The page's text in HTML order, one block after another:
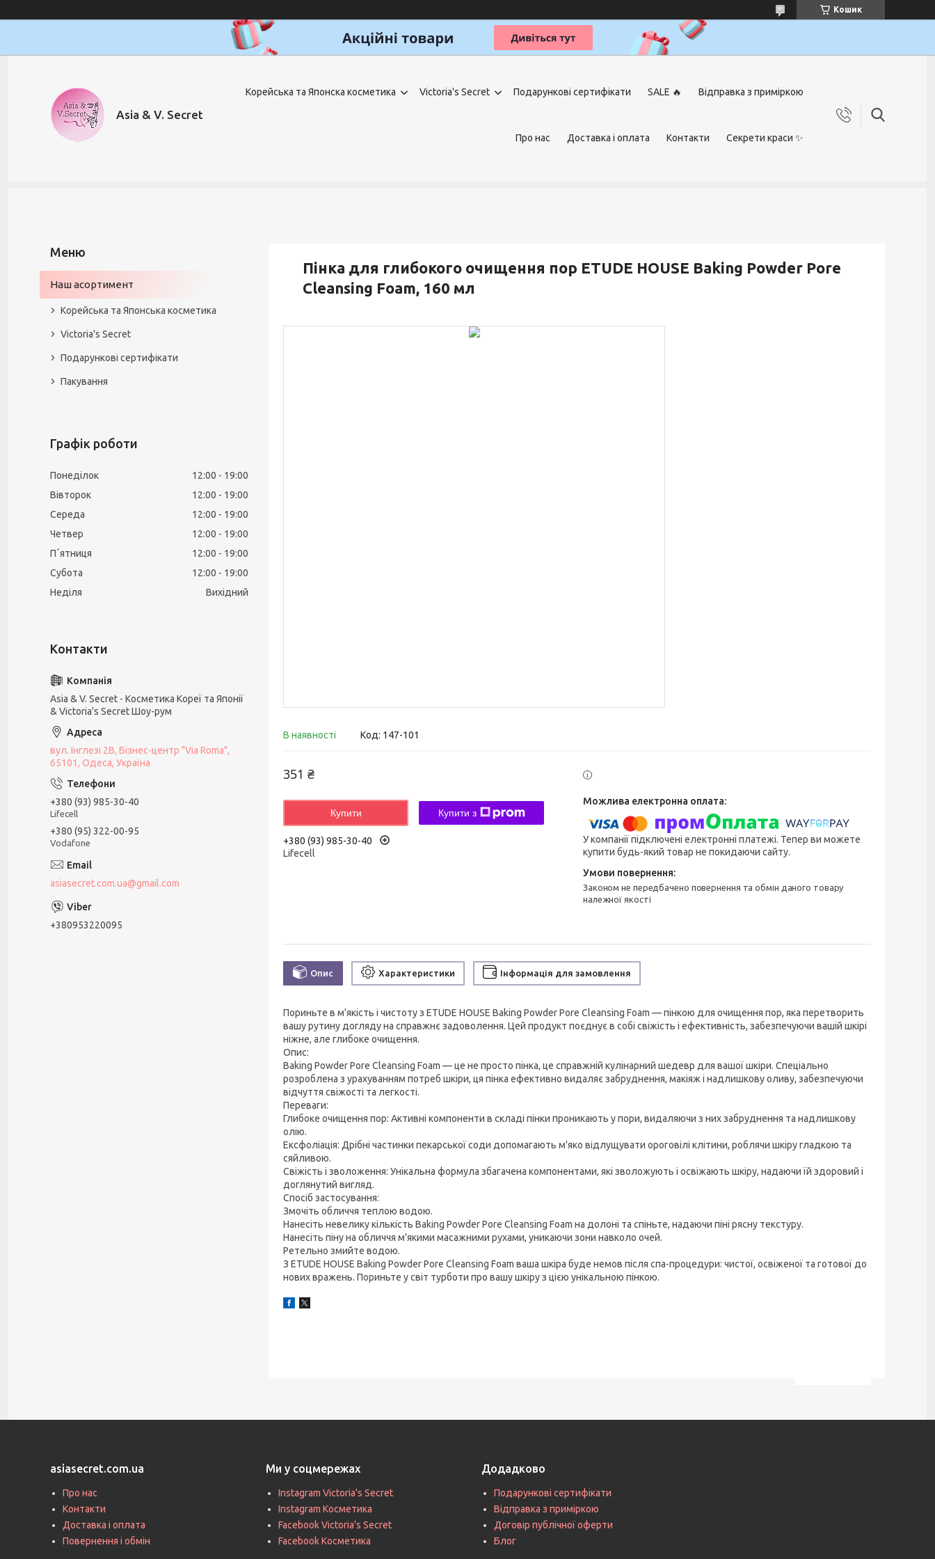
Кошик
Asia & V. Secret
Корейська та Японска косметика Victoria's Secret Подарункові сертифікати SALE 🔥 Відправка з приміркою
Про нас Доставка і оплата Контакти Секрети краси ✨
Пінка для глибокого очищення пор ETUDE HOUSE Baking Powder Pore
Cleansing Foam, 160 мл
В наявності Код: 147-101
351 ₴
Купити Купити з
+380 (93) 985-30-40
Lifecell
У компанії підключені електронні платежі. Тепер ви можете
купити будь-який товар не покидаючи сайту.
Законом не передбачено повернення та обмін даного товару
належної якості
Опис Характеристики Інформація для замовлення
Пориньте в м'якість і чистоту з ETUDE HOUSE Baking Powder Pore Cleansing Foam — пінкою для очищення пор, яка перетворить
вашу рутину догляду на справжнє задоволення. Цей продукт поєднує в собі свіжість і ефективність, забезпечуючи вашій шкірі
ніжне, але глибоке очищення.
Опис:
Baking Powder Pore Cleansing Foam — це не просто пінка, це справжній кулінарний шедевр для вашої шкіри. Спеціально
розроблена з урахуванням потреб шкіри, ця пінка ефективно видаляє забруднення, макіяж і надлишкову оливу, забезпечуючи
відчуття свіжості та легкості.
Переваги:
Глибоке очищення пор: Активні компоненти в складі пінки проникають у пори, видаляючи з них забруднення та надлишкову
олію.
Ексфоліація: Дрібні частинки пекарської соди допомагають м'яко відлущувати ороговілі клітини, роблячи шкіру гладкою та
сяйливою.
Свіжість і зволоження: Унікальна формула збагачена компонентами, які зволожують і освіжають шкіру, надаючи їй здоровий і
доглянутий вигляд.
Спосіб застосування:
Змочіть обличчя теплою водою.
Нанесіть невелику кількість Baking Powder Pore Cleansing Foam на долоні та спіньте, надаючи піні рясну текстуру.
Нанесіть піну на обличчя м'якими масажними рухами, уникаючи зони навколо очей.
Ретельно змийте водою.
З ETUDE HOUSE Baking Powder Pore Cleansing Foam ваша шкіра буде немов після спа-процедури: чистої, освіженої та готової до
нових вражень. Пориньте у світ турботи про вашу шкіру з цією унікальною пінкою.
Наш асортимент
Корейська та Японська косметика
Victoria's Secret
Подарункові сертифікати
Пакування
Графік роботи
Понеділок 12:00
19:00
Вівторок
12:00
19:00
Середа
12:00
19:00
Четвер
12:00
19:00
Пʼятниця
12:00
19:00
Субота
12:00
19:00
Неділя
Вихідний
Asia & V. Secret - Косметика Кореї та Японії
& Victoria's Secret Шоу-рум
вул. Інглезі 2В, Бізнес-центр "Via Roma",
65101, Одеса, Україна
+380 (93) 985-30-40
Lifecell
+380 (95) 322-00-95
Vodafone
asiasecret.com.ua@gmail.com
+380953220095
asiasecret.com.ua
Про нас
Контакти
Доставка і оплата
Повернення і обмін
Ми у соцмережах
Instagram Victoria's Secret
Instagram Косметика
Facebook Victoria's Secret
Facebook Косметика
Додадково
Подарункові сертифікати
Відправка з приміркою
Договір публічної оферти
Блог